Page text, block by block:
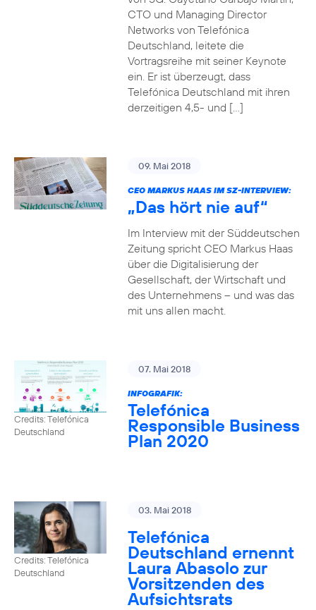
CTO und Managing Director
Networks von Telefónica
Deutschland, leitete die
Vortragsreihe mit seiner Keynote
ein. Er ist überzeugt, dass
Telefónica Deutschland mit ihren
derzeitigen 4,5- und […]
09. Mai 2018
CEO MARKUS HAAS IM SZ-INTERVIEW:
„Das hört nie auf“
Im Interview mit der Süddeutschen
Zeitung spricht CEO Markus Haas
über die Digitalisierung der
Gesellschaft, der Wirtschaft und
des Unternehmens – und was das
mit uns allen macht.
Credits: Telefónica
Deutschland
07. Mai 2018
INFOGRAFIK:
Telefónica
Responsible Business
Plan 2020
Credits: Telefónica
Deutschland
03. Mai 2018
Telefónica
Deutschland ernennt
Laura Abasolo zur
Vorsitzenden des
Aufsichtsrats